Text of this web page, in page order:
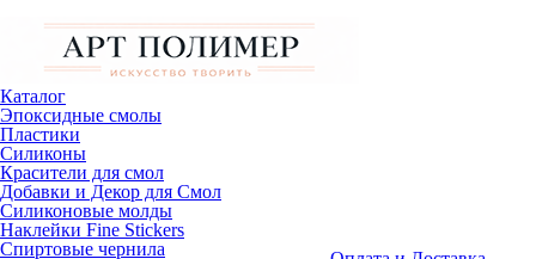
Каталог
Эпоксидные смолы
Пластики
Силиконы
Красители для смол
Добавки и Декор для Смол
Силиконовые молды
Наклейки Fine Stickers
Спиртовые чернила